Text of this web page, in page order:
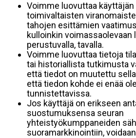
Voimme luovuttaa
toimivaltaisten
tahojen esittämien
kulloinkin voimassaolevaan
perustuvalla, tavalla.
Voimme luovuttaa tietoja
tai historiallista tutkimusta
että tiedot on muutettu
että tiedon kohde ei enää
tunnistettavissa.
Jos käyttäjä on erikseen
suostumuksensa seuran
yhteistyökumppaneiden
suoramarkkinointiin,